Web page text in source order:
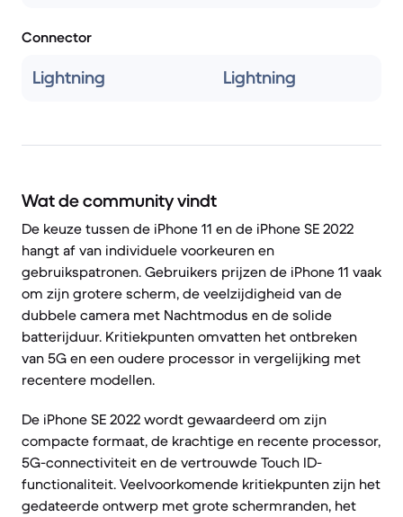
Connector
Lightning Lightning
Wat de community vindt
De keuze tussen de iPhone 11 en de iPhone SE 2022
hangt af van individuele voorkeuren en
gebruikspatronen. Gebruikers prijzen de iPhone 11 vaak
om zijn grotere scherm, de veelzijdigheid van de
dubbele camera met Nachtmodus en de solide
batterijduur. Kritiekpunten omvatten het ontbreken
van 5G en een oudere processor in vergelijking met
recentere modellen.
De iPhone SE 2022 wordt gewaardeerd om zijn
compacte formaat, de krachtige en recente processor,
5G-connectiviteit en de vertrouwde Touch ID-
functionaliteit. Veelvoorkomende kritiekpunten zijn het
gedateerde ontwerp met grote schermranden, het